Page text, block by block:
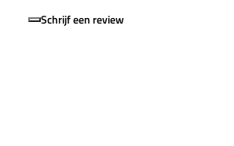
Schrijf een review